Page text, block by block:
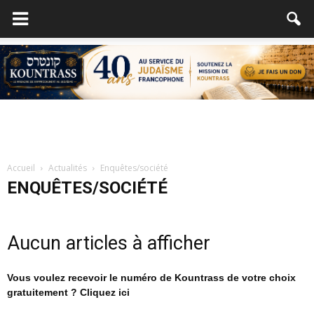
Accueil Actualités Enquêtes/société
ENQUÊTES/SOCIÉTÉ
Aucun articles à afficher
Vous voulez recevoir le numéro de Kountrass de votre choix
gratuitement ? Cliquez ici